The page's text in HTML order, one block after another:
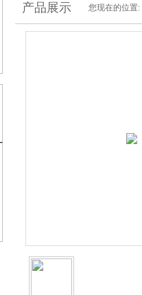
产品展示 您现在的位置: